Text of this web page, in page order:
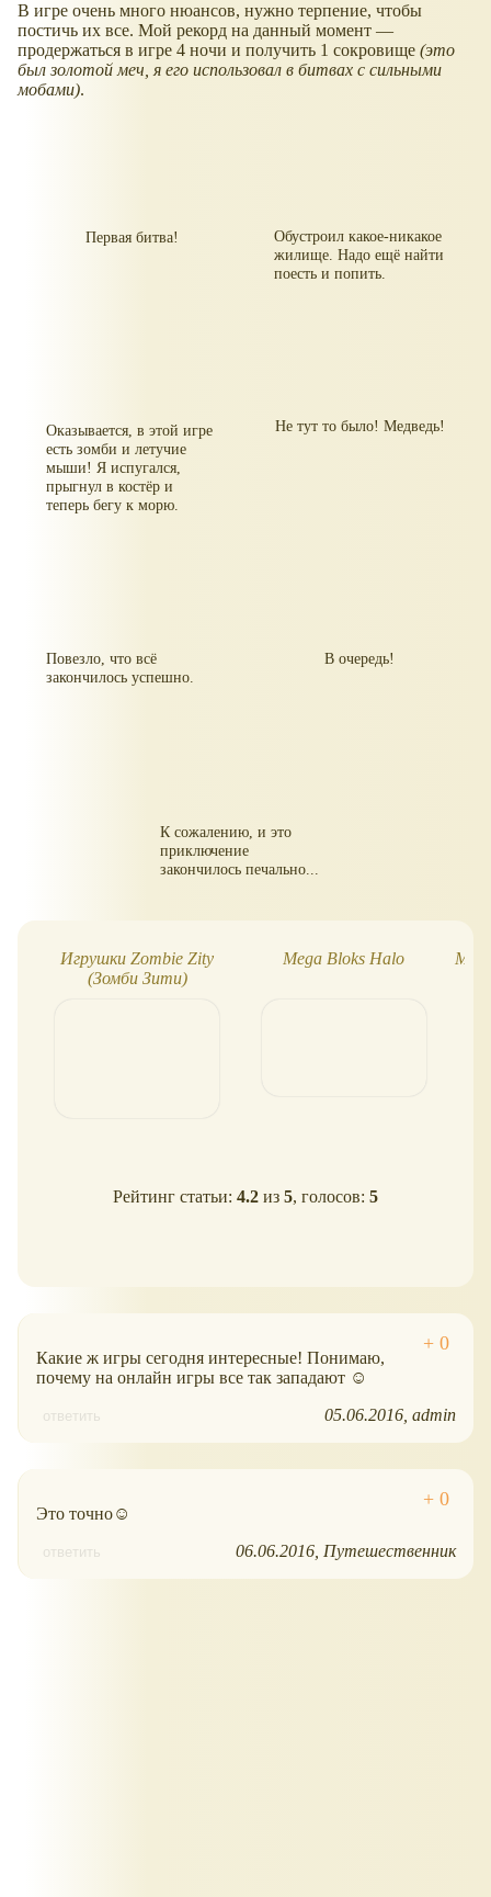
В игре очень много нюансов, нужно терпение, чтобы
постичь их все. Мой рекорд на данный момент —
продержаться в игре 4 ночи и получить 1 сокровище (это
был золотой меч, я его использовал в битвах с сильными
мобами).
Первая битва!
Обустроил какое-никакое
жилище. Надо ещё найти
поесть и попить.
Оказывается, в этой игре
есть зомби и летучие
мыши! Я испугался,
прыгнул в костёр и
теперь бегу к морю.
Не тут то было! Медведь!
Повезло, что всё
закончилось успешно.
В очередь!
К сожалению, и это
приключение
закончилось печально...
Игрушки Zombie Zity
(Зомби Зити)
Mega Bloks Halo
Рейтинг статьи: 4.2 из 5, голосов: 5
Какие ж игры сегодня интересные! Понимаю,
почему на онлайн игры все так западают ☺
ответить 05.06.2016 admin
Это точно☺
ответить 06.06.2016 Путешественник